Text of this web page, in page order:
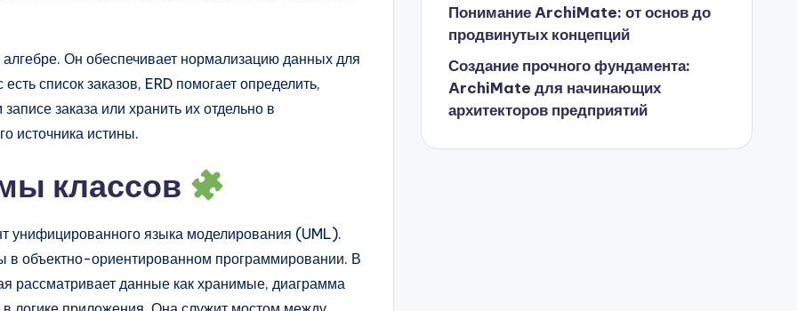
Он обеспечивает нормализацию данных для
список заказов, ERD помогает определить,
заказа или хранить их отдельно в
источника истины.
классов
унифицированного языка моделирования (UML).
в объектно-ориентированном программировании. В
рассматривает данные как хранимые, диаграмма
Понимание ArchiMate: от основ до
продвинутых концепций
Создание прочного фундамента:
ArchiMate для начинающих
архитекторов предприятий